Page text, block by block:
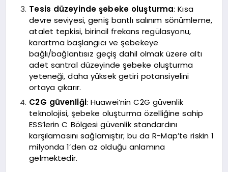
Tesis düzeyinde şebeke oluşturma: Kısa
devre seviyesi, geniş bantlı salınım sönümleme,
atalet tepkisi, birincil frekans regülasyonu,
karartma başlangıcı ve şebekeye
bağlı/bağlantısız geçiş dahil olmak üzere altı
adet santral düzeyinde şebeke oluşturma
yeteneği, daha yüksek getiri potansiyelini
ortaya çıkarır.
C2G güvenliği: Huawei’nin C2G güvenlik
teknolojisi, şebeke oluşturma özelliğine sahip
ESS’lerin C Bölgesi güvenlik standardını
karşılamasını sağlamıştır; bu da R-Map’te riskin 1
milyonda 1’den az olduğu anlamına
gelmektedir.